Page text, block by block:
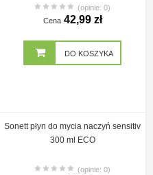
(opinie: 0)
Cena 42,99 zł
DO KOSZYKA
Sonett płyn do mycia naczyń sensitiv
300 ml ECO
(opinie: 0)